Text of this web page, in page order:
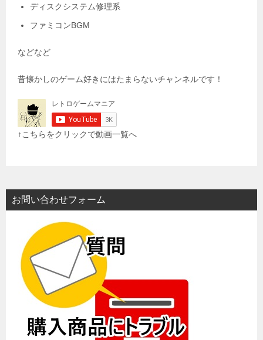
ディスクシステム修理系
ファミコンBGM
などなど
昔懐かしのゲーム好きにはたまらないチャンネルです！
↑こちらをクリックで動画一覧へ
お問い合わせフォーム